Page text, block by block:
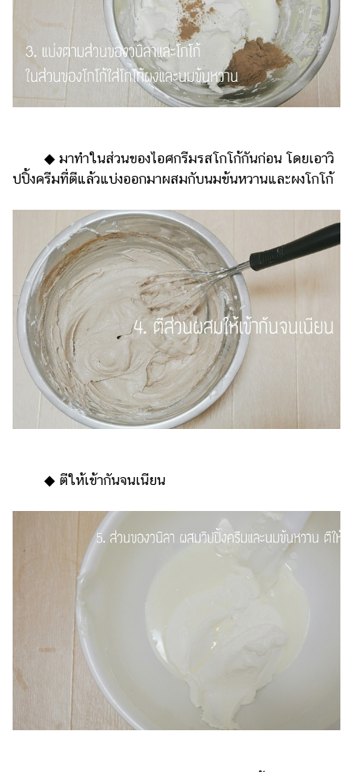
◆ มาทำในส่วนของไอศกรีมรสโกโก้กันก่อน โดยเอาวิ
ปปิ้งครีมที่ตีแล้วแบ่งออกมาผสมกับนมข้นหวานและผงโกโก้
◆ ตีให้เข้ากันจนเนียน